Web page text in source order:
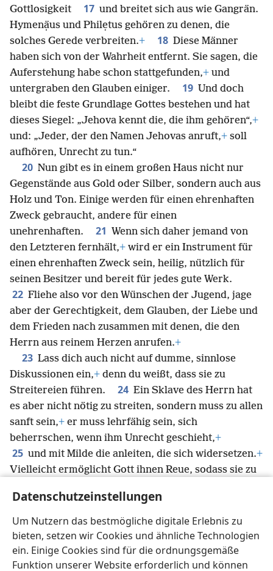
Datenschutzeinstellungen
Um Nutzern das bestmögliche digitale Erlebnis zu
bieten, setzen wir Cookies und ähnliche Technologien
ein. Einige Cookies sind für die ordnungsgemäße
Funktion unserer Website erforderlich und können
Gottlosigkeit
17 und breitet sich aus wie Gangrän.
Hymenạ̈us und Philẹtus gehören zu denen, die
solches Gerede verbreiten.+ 18 Diese Männer
haben sich von der Wahrheit entfernt. Sie sagen, die
Auferstehung habe schon stattgefunden,+ und
untergraben den Glauben einiger.
19 Und doch
bleibt die feste Grundlage Gottes bestehen und hat
dieses Siegel: „Jehova kennt die, die ihm gehören“,+
und: „Jeder, der den Namen Jehovas anruft,+ soll
aufhören, Unrecht zu tun.“
20 Nun gibt es in einem großen Haus nicht nur
Gegenstände aus Gold oder Silber, sondern auch aus
Holz und Ton. Einige werden für einen ehrenhaften
Zweck gebraucht, andere für einen
unehrenhaften.
21 Wenn sich daher jemand von
den Letzteren fernhält,+ wird er ein Instrument für
einen ehrenhaften Zweck sein, heilig, nützlich für
seinen Besitzer und bereit für jedes gute Werk.
22 Fliehe also vor den Wünschen der Jugend, jage
aber der Gerechtigkeit, dem Glauben, der Liebe und
dem Frieden nach zusammen mit denen, die den
Herrn aus reinem Herzen anrufen.+
23 Lass dich auch nicht auf dumme, sinnlose
Diskussionen ein,+ denn du weißt, dass sie zu
Streitereien führen.
24 Ein Sklave des Herrn hat
es aber nicht nötig zu streiten, sondern muss zu allen
sanft sein,+ er muss lehrfähig sein, sich
beherrschen, wenn ihm Unrecht geschieht,+
25 und mit Milde die anleiten, die sich widersetzen.+
Vielleicht ermöglicht Gott ihnen Reue, sodass sie zu
26 Womöglich besinnen sie sich dann und
entkommen der Schlinge des Teufels, der sie
lebendig gefangen hält, damit sie seinen Willen
ausführen. +